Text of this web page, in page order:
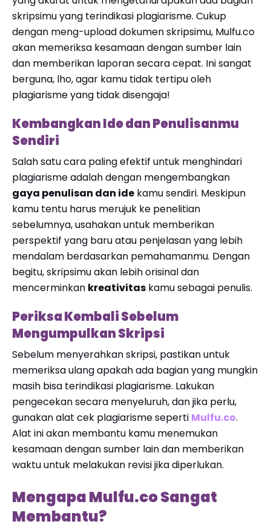
skripsimu yang terindikasi plagiarisme. Cukup
dengan meng-upload dokumen skripsimu, Mulfu.co
akan memeriksa kesamaan dengan sumber lain
dan memberikan laporan secara cepat. Ini sangat
berguna, lho, agar kamu tidak tertipu oleh
plagiarisme yang tidak disengaja!
Kembangkan Ide dan Penulisanmu
Sendiri
Salah satu cara paling efektif untuk menghindari
plagiarisme adalah dengan mengembangkan
gaya penulisan dan ide kamu sendiri. Meskipun
kamu tentu harus merujuk ke penelitian
sebelumnya, usahakan untuk memberikan
perspektif yang baru atau penjelasan yang lebih
mendalam berdasarkan pemahamanmu. Dengan
begitu, skripsimu akan lebih orisinal dan
mencerminkan kreativitas kamu sebagai penulis.
Periksa Kembali Sebelum
Mengumpulkan Skripsi
Sebelum menyerahkan skripsi, pastikan untuk
memeriksa ulang apakah ada bagian yang mungkin
masih bisa terindikasi plagiarisme. Lakukan
pengecekan secara menyeluruh, dan jika perlu,
gunakan alat cek plagiarisme seperti Mulfu.co.
Alat ini akan membantu kamu menemukan
kesamaan dengan sumber lain dan memberikan
waktu untuk melakukan revisi jika diperlukan.
Mengapa Mulfu.co Sangat
Membantu?